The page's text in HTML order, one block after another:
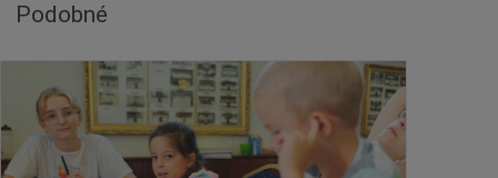
Podobné